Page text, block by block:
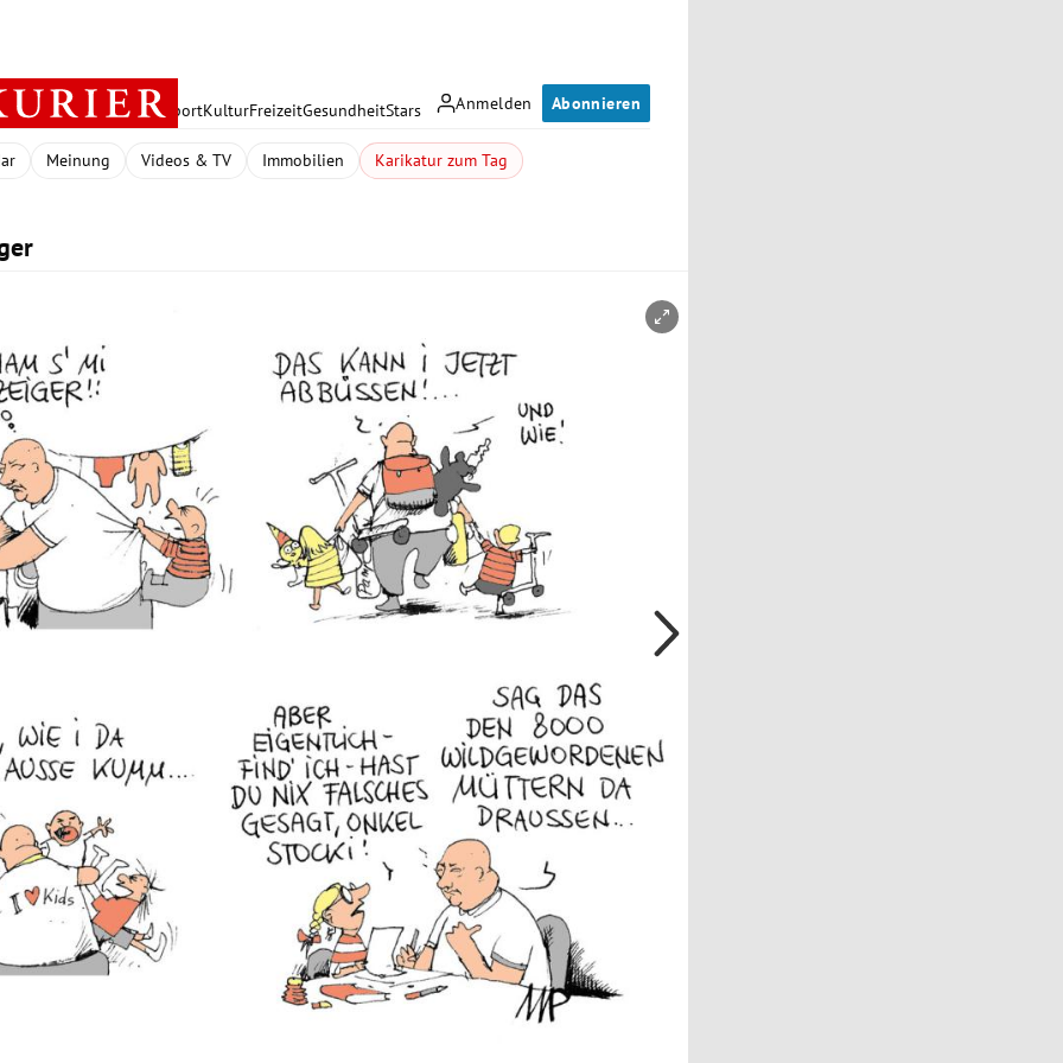
Anmelden Abonnieren
PolitikWirtschaft SportKulturFreizeitGesundheitStars
Meinung Videos & TV Immobilien Karikatur zum Tag